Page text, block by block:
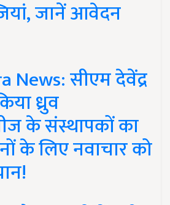
जानें आवेदन
News: सीएम देवेंद्र
ध्रुव
के संस्थापकों का
के लिए नवाचार को